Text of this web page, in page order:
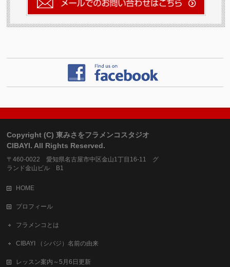
Copyright (C) 東みさをフラメンコスタジオ
CIBAYI. All Rights Reserved.
〒460-0022 愛知県名古屋市中区金山1丁目16-11 グ
ランド金山ビル B1
HOME
プロフィール
フラメンコとは
CIBAYI （シバジ）名前の由来
レッスン案内～5月6日更新